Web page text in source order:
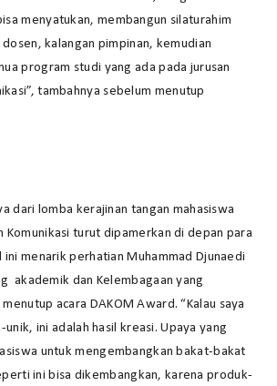
menyatukan, membangun silaturahim
kalangan pimpinan, kemudian
program studi yang ada pada jurusan
tambahnya sebelum menutup
dari lomba kerajinan tangan mahasiswa
Komunikasi turut dipamerkan di depan para
ini menarik perhatian Muhammad Djunaedi
akademik dan Kelembagaan yang
acara DAKOM Award. “Kalau saya
unik, ini adalah hasil kreasi. Upaya yang
untuk mengembangkan bakat-bakat
ini bisa dikembangkan, karena produk-